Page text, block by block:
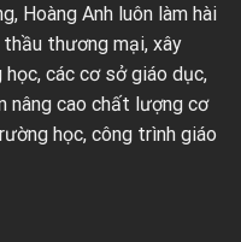
Hoàng Anh luôn làm hài
thầu thương mại, xây
các cơ sở giáo dục,
nâng cao chất lượng cơ
học, công trình giáo